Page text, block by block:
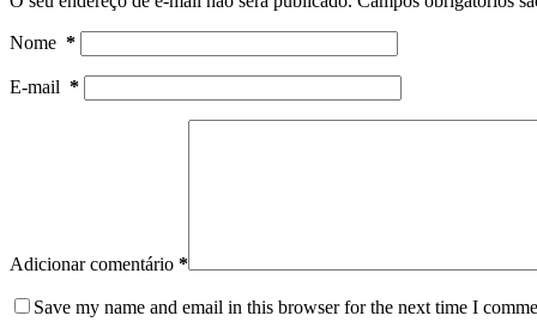
Nome *
E-mail *
Adicionar comentário *
Save my name and email in this browser for the next time I